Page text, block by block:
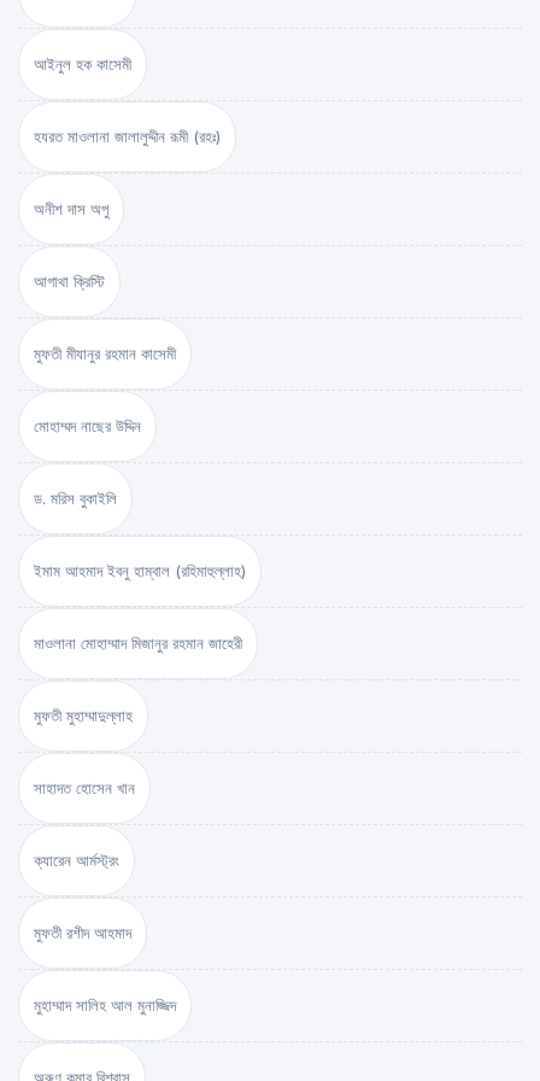
আইনুল হক কাসেমী
হযরত মাওলানা জালালুদ্দীন রূমী (রহঃ)
অনীশ দাস অপু
আগাথা ক্রিস্টি
মুফতী মীযানুর রহমান কাসেমী
মোহাম্মদ নাছের উদ্দিন
ড. মরিস বুকাইলি
ইমাম আহমাদ ইবনু হাম্বাল (রহিমাহুল্লাহ)
মাওলানা মোহাম্মাদ মিজানুর রহমান জাহেরী
মুফতী মুহাম্মাদুল্লাহ
সাহাদত হোসেন খান
ক্যারেন আর্মস্ট্রং
মুফতী রশীদ আহমাদ
মুহাম্মাদ সালিহ আল মুনাজ্জিদ